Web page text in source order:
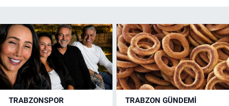
TRABZONSPOR TRABZON GÜNDEMİ